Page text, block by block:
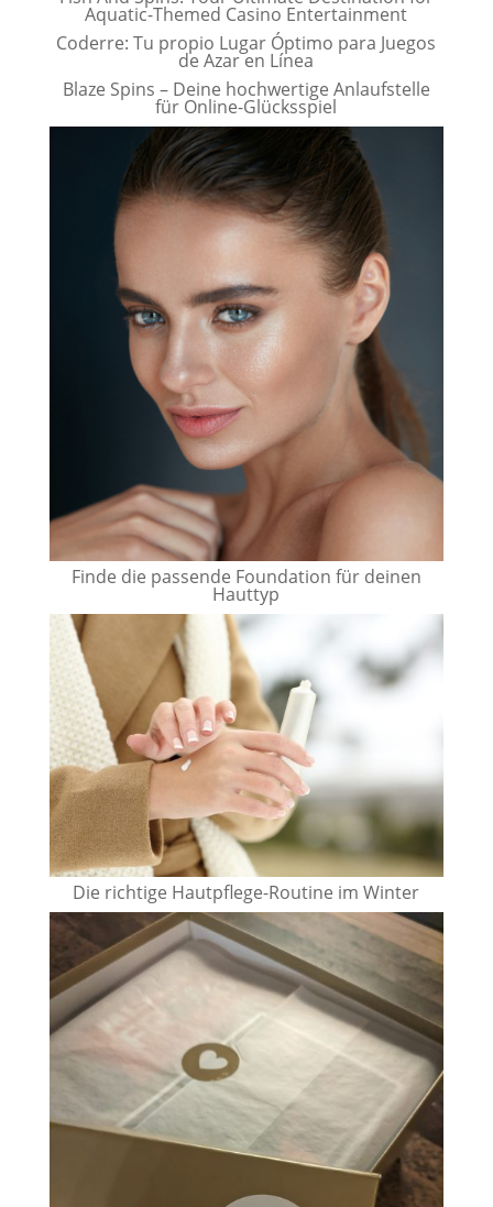
Aquatic-Themed Casino Entertainment
Coderre: Tu propio Lugar Óptimo para Juegos
de Azar en Línea
Blaze Spins – Deine hochwertige Anlaufstelle
für Online-Glücksspiel
Finde die passende Foundation für deinen
Hauttyp
Die richtige Hautpflege-Routine im Winter